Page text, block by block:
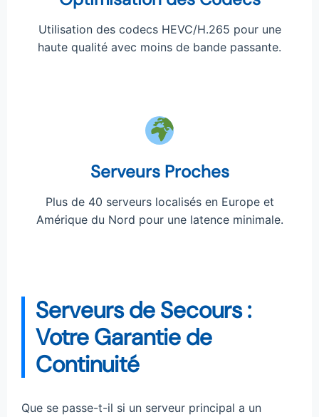
Utilisation des codecs HEVC/H.265 pour une
haute qualité avec moins de bande passante.
Serveurs Proches
Plus de 40 serveurs localisés en Europe et
Amérique du Nord pour une latence minimale.
Serveurs de Secours :
Votre Garantie de
Continuité
Que se passe-t-il si un serveur principal a un